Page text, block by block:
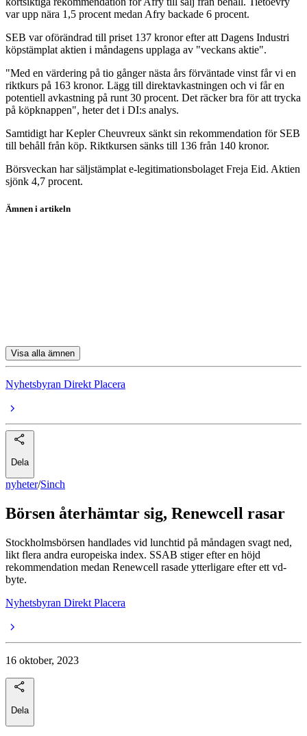
var upp nära 1,5 procent medan Afry backade 6 procent.
SEB var oförändrad till priset 137 kronor efter att Dagens Industri
köpstämplat aktien i måndagens upplaga av "veckans aktie".
"Med en värdering på tio gånger nästa års förväntade vinst får vi en
riktkurs på 163 kronor. Lägg till direktavkastningen och vi får en
potentiell avkastning på runt 30 procent. Det räcker bra för att trycka
på köpknappen", heter det i DI:s analys.
Samtidigt har Kepler Cheuvreux sänkt sin rekommendation för SEB
till behåll från köp. Riktkursen sänks till 136 från 140 kronor.
Börsveckan har säljstämplat e-legitimationsbolaget Freja Eid. Aktien
sjönk 4,7 procent.
Ämnen i artikeln
Visa alla ämnen
Nyhetsbyran Direkt Placera
Dela
nyheter/Sinch
Börsen återhämtar sig, Renewcell rasar
Stockholmsbörsen handlades vid lunchtid på måndagen svagt ned,
likt flera andra europeiska index. SSAB stiger efter en höjd
rekommendation medan Renewcell rasade ytterligare efter ett vd-
byte.
Nyhetsbyran Direkt Placera
16 oktober, 2023
Dela